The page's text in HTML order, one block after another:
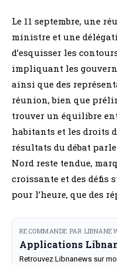
Le 11 septembre, une
ministre et une
d’esquisser les
impliquant les
ainsi que des
réunion, bien que
trouver un équilibre
habitants et les droits
résultats du débat
Nord reste tendue,
croissante et des défis
pour l’heure, que des
RECOMMANDE PAR
Applications
Retrouvez Libnanews sur